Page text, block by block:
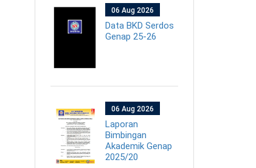
06 Aug 2026
Data BKD Serdos
Genap 25-26
06 Aug 2026
Laporan
Bimbingan
Akademik Genap
2025/20